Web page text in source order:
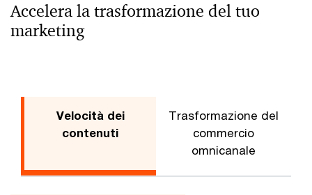
Accelera la trasformazione del tuo
marketing
Velocità dei
contenuti
Trasformazione del
commercio
omnicanale